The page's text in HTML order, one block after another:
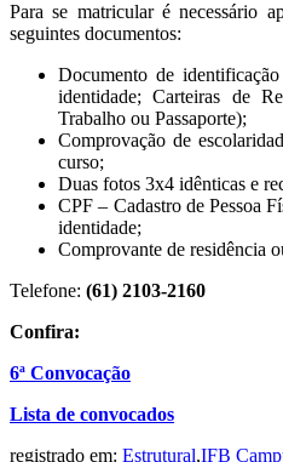
Para se matricular é necessário
seguintes documentos:
Documento de
identidade; Carteiras de
Trabalho ou Passaporte);
Comprovação de
curso;
Duas fotos 3x4 idênticas e
CPF – Cadastro de Pessoa
identidade;
Comprovante de residência
Telefone: (61) 2103-2160
Confira:
6ª Convocação
Lista de convocados
registrado em: Estrutural,IFB